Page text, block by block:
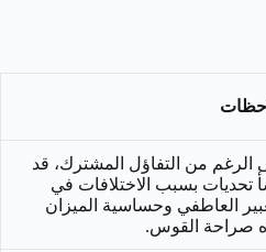
الرغم من التفاؤل المشترك، قد
تحديات بسبب الاختلافات في
العاطفي وحساسية الميزان
صراحة القوس.